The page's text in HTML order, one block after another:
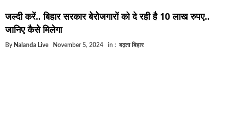
जल्दी करें.. बिहार सरकार बेरोजगारों को दे रही है 10 लाख रुपए..
जानिए कैसे मिलेगा
By Nalanda Live November 5, 2024 in : बढ़ता बिहार